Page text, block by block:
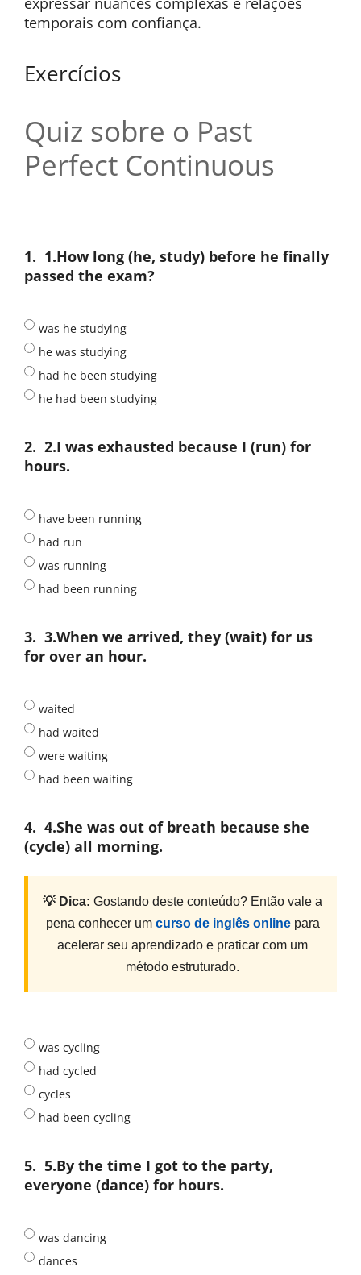
temporais com confiança.
Exercícios
Quiz sobre o Past
Perfect Continuous
1. 1.How long (he, study) before he finally
passed the exam?
was he studying
he was studying
had he been studying
he had been studying
2. 2.I was exhausted because I (run) for
hours.
have been running
had run
was running
had been running
3. 3.When we arrived, they (wait) for us
for over an hour.
waited
had waited
were waiting
had been waiting
4. 4.She was out of breath because she
(cycle) all morning.
💡 Dica: Gostando deste conteúdo? Então vale a
pena conhecer um curso de inglês onlinepara
acelerar seu aprendizado e praticar com um
método estruturado.
was cycling
had cycled
cycles
had been cycling
5. 5.By the time I got to the party,
everyone (dance) for hours.
was dancing
dances